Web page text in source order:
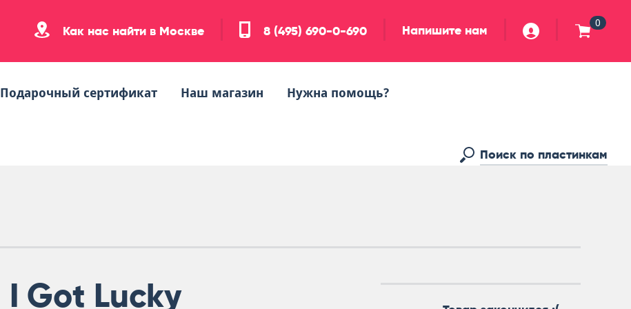
Как нас найти в Москве 8 (495) 690-0-690 Напишите нам 0
Подарочный сертификат Наш магазин Нужна помощь?
I Got Lucky